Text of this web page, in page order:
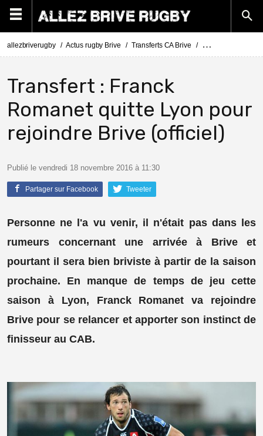
allezbriverugby Actus rugby Brive Transferts CA Brive Actus Transferts
Transfert : Franck
Romanet quitte Lyon pour
rejoindre Brive (officiel)
Publié le vendredi 18 novembre 2016 à 11:30
Partager sur Facebook Tweeter
Personne ne l'a vu venir, il n'était pas dans les
rumeurs concernant une arrivée à Brive et
pourtant il sera bien briviste à partir de la saison
prochaine. En manque de temps de jeu cette
saison à Lyon, Franck Romanet va rejoindre
Brive pour se relancer et apporter son instinct de
finisseur au CAB.